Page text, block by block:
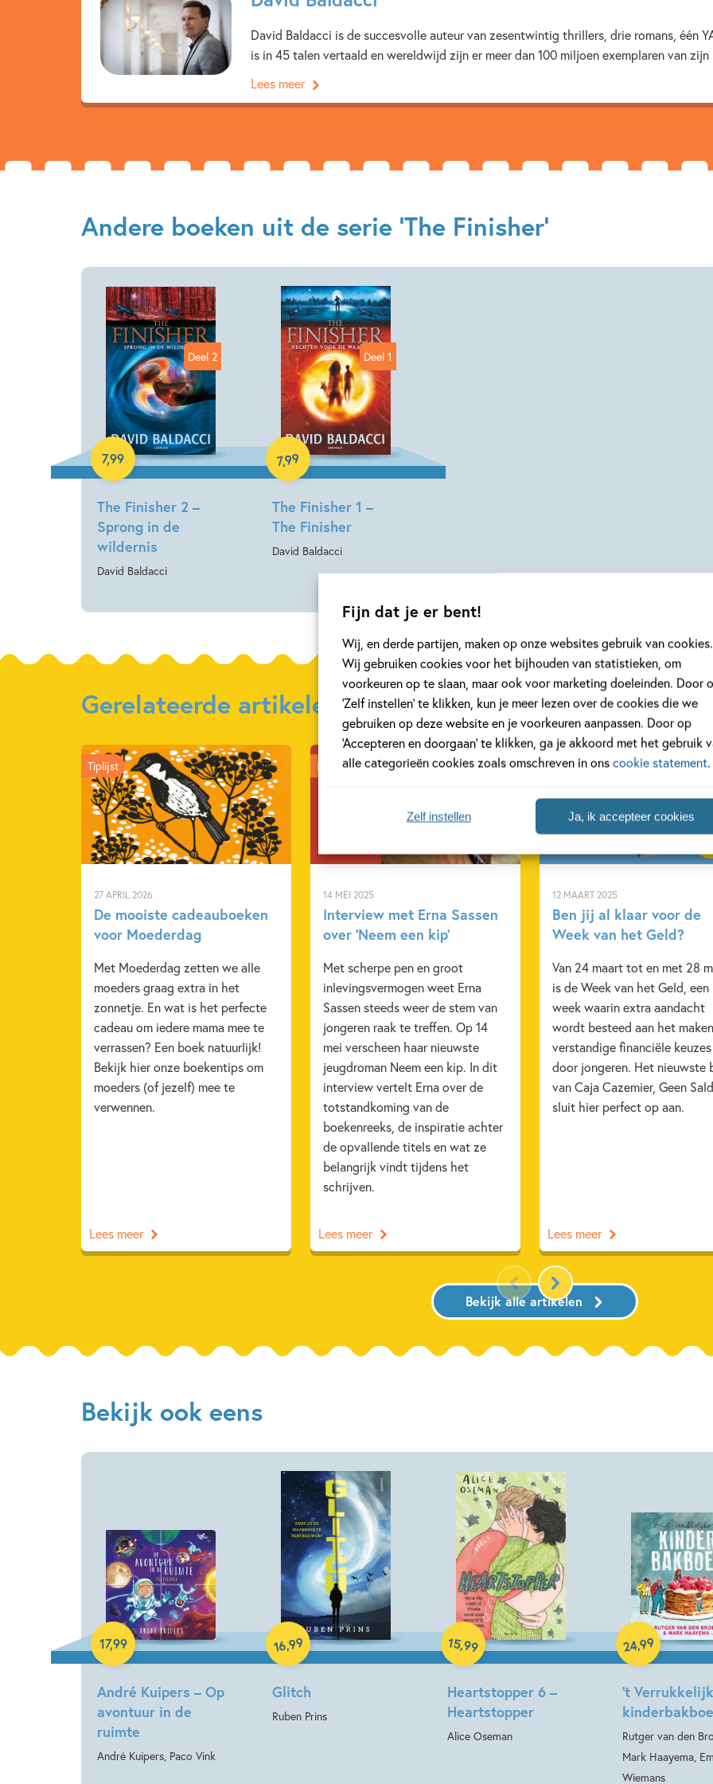
Fijn dat je er bent!
Wij, en derde partijen, maken op onze websites gebruik van cookies.
Wij gebruiken cookies voor het bijhouden van statistieken, om
voorkeuren op te slaan, maar ook voor marketing doeleinden. Door
‘Zelf instellen’ te klikken, kun je meer lezen over de cookies die we
gebruiken op deze website en je voorkeuren aanpassen. Door op
‘Accepteren en doorgaan’ te klikken, ga je akkoord met het gebruik
alle categorieën cookies zoals omschreven in onscookie statement.
Ja, ik accepteer cookies
Zelf instellen
Voor volwassenen
David Baldacci is de succesvolle auteur van zesentwintig thrillers, drie romans, één
is in 45 talen vertaald en wereldwijd zijn er meer dan 100 miljoen exemplaren van zijn
Lees meer
Andere boeken uit de serie 'The Finisher'
Deel 2
The Finisher 2 –
Sprong in de
wildernis
David Baldacci
7,99
E-book
Deel 1
The Finisher 1 –
The Finisher
David Baldacci
7,99
E-book
Gerelateerde artikelen
27 APRIL 2026
De mooiste cadeauboeken
voor Moederdag
Met Moederdag zetten we alle
moeders graag extra in het
zonnetje. En wat is het perfecte
cadeau om iedere mama mee te
verrassen? Een boek natuurlijk!
Bekijk hier onze boekentips om
moeders (of jezelf) mee te
verwennen.
Tiplijst
Lees meer
14 MEI 2025
Interview met Erna Sassen
over ‘Neem een kip’
Met scherpe pen en groot
inlevingsvermogen weet Erna
Sassen steeds weer de stem van
jongeren raak te treffen. Op 14
mei verscheen haar nieuwste
jeugdroman Neem een kip. In dit
interview vertelt Erna over de
totstandkoming van de
boekenreeks, de inspiratie achter
de opvallende titels en wat ze
belangrijk vindt tijdens het
schrijven.
Interview
Lees meer
12 MAART 2025
Ben jij al klaar voor de
Week van het Geld?
Van 24 maart tot en met 28
is de Week van het Geld, een
week waarin extra aandacht
wordt besteed aan het
verstandige financiële keuzes
door jongeren. Het nieuwste
van Caja Cazemier, Geen
sluit hier perfect op aan.
Nieuws
Lees meer
Bekijk alle artikelen
Bekijk ook eens
André Kuipers – Op
avontuur in de
ruimte
André Kuipers, Paco Vink
17,99
Hardcover
Glitch
Ruben Prins
16,99
Paperback
Heartstopper 6 –
Heartstopper
Alice Oseman
15,99
Paperback
’t
Rutger van den
Mark Haayema,
Wiemans
24,99
Hardcover